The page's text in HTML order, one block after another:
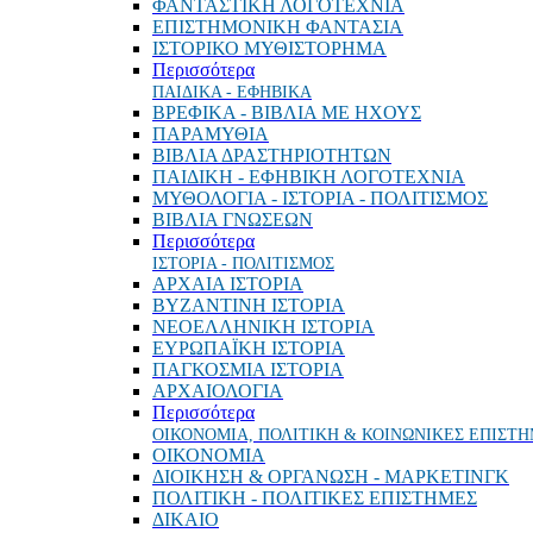
ΦΑΝΤΑΣΤΙΚΗ ΛΟΓΟΤΕΧΝΙΑ
ΕΠΙΣΤΗΜΟΝΙΚΗ ΦΑΝΤΑΣΙΑ
ΙΣΤΟΡΙΚΟ ΜΥΘΙΣΤΟΡΗΜΑ
Περισσότερα
ΠΑΙΔΙΚΑ - ΕΦΗΒΙΚΑ
ΒΡΕΦΙΚΑ - ΒΙΒΛΙΑ ΜΕ ΗΧΟΥΣ
ΠΑΡΑΜΥΘΙΑ
ΒΙΒΛΙΑ ΔΡΑΣΤΗΡΙΟΤΗΤΩΝ
ΠΑΙΔΙΚΗ - ΕΦΗΒΙΚΗ ΛΟΓΟΤΕΧΝΙΑ
ΜΥΘΟΛΟΓΙΑ - ΙΣΤΟΡΙΑ - ΠΟΛΙΤΙΣΜΟΣ
ΒΙΒΛΙΑ ΓΝΩΣΕΩΝ
Περισσότερα
ΙΣΤΟΡΙΑ - ΠΟΛΙΤΙΣΜΟΣ
ΑΡΧΑΙΑ ΙΣΤΟΡΙΑ
ΒΥΖΑΝΤΙΝΗ ΙΣΤΟΡΙΑ
ΝΕΟΕΛΛΗΝΙΚΗ ΙΣΤΟΡΙΑ
ΕΥΡΩΠΑΪΚΗ ΙΣΤΟΡΙΑ
ΠΑΓΚΟΣΜΙΑ ΙΣΤΟΡΙΑ
ΑΡΧΑΙΟΛΟΓΙΑ
Περισσότερα
ΟΙΚΟΝΟΜΙΑ, ΠΟΛΙΤΙΚΗ & ΚΟΙΝΩΝΙΚΕΣ
ΟΙΚΟΝΟΜΙΑ
ΔΙΟΙΚΗΣΗ & ΟΡΓΑΝΩΣΗ - ΜΑΡΚΕΤΙΝΓΚ
ΠΟΛΙΤΙΚΗ - ΠΟΛΙΤΙΚΕΣ ΕΠΙΣΤΗΜΕΣ
ΔΙΚΑΙΟ